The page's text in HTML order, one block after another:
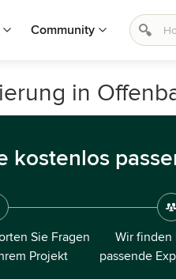
Community
in
kostenlos
Sie Fragen
Projekt
Wir finden
passende